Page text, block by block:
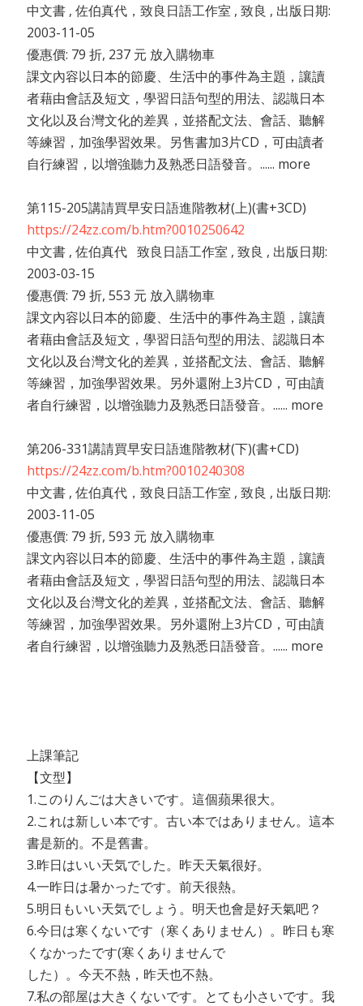
中文書 , 佐伯真代，致良日語工作室 , 致良 , 出版日期:
2003-11-05
優惠價: 79 折, 237 元 放入購物車
課文內容以日本的節慶、生活中的事件為主題，讓讀
者藉由會話及短文，學習日語句型的用法、認識日本
文化以及台灣文化的差異，並搭配文法、會話、聽解
等練習，加強學習效果。另售書加3片CD，可由讀者
自行練習，以增強聽力及熟悉日語發音。...... more
第115-205講請買早安日語進階教材(上)(書+3CD)
https://24zz.com/b.htm?0010250642
中文書 , 佐伯真代 致良日語工作室 , 致良 , 出版日期:
2003-03-15
優惠價: 79 折, 553 元 放入購物車
課文內容以日本的節慶、生活中的事件為主題，讓讀
者藉由會話及短文，學習日語句型的用法、認識日本
文化以及台灣文化的差異，並搭配文法、會話、聽解
等練習，加強學習效果。另外還附上3片CD，可由讀
者自行練習，以增強聽力及熟悉日語發音。...... more
第206-331講請買早安日語進階教材(下)(書+CD)
https://24zz.com/b.htm?0010240308
中文書 , 佐伯真代，致良日語工作室 , 致良 , 出版日期:
2003-11-05
優惠價: 79 折, 593 元 放入購物車
課文內容以日本的節慶、生活中的事件為主題，讓讀
者藉由會話及短文，學習日語句型的用法、認識日本
文化以及台灣文化的差異，並搭配文法、會話、聽解
等練習，加強學習效果。另外還附上3片CD，可由讀
者自行練習，以增強聽力及熟悉日語發音。...... more
上課筆記
【文型】
1.このりんごは大きいです。這個蘋果很大。
2.これは新しい本です。古い本ではありません。這本
書是新的。不是舊書。
3.昨日はいい天気でした。昨天天氣很好。
4.一昨日は暑かったです。前天很熱。
5.明日もいい天気でしょう。明天也會是好天氣吧？
6.今日は寒くないです（寒くありません）。昨日も寒
くなかったです(寒くありませんで
した）。今天不熱，昨天也不熱。
7.私の部屋は大きくないです。とても小さいです。我